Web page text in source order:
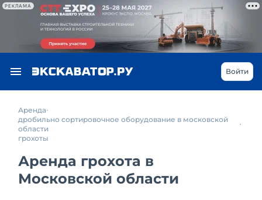
РЕКЛАМА
Войти
Аренда
дробильно сортировочное оборудование в московской
области
грохоты
Аренда грохота в
Московской области